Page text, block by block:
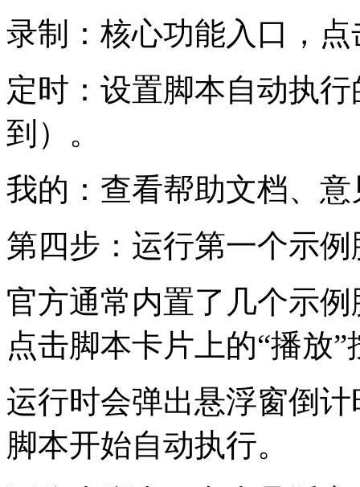
录制：核心功能入口，
定时：设置脚本自动执
到）。
我的：查看帮助文档、
第四步：运行第一个示例
官方通常内置了几个示
点击脚本卡片上的“播放
运行时会弹出悬浮窗倒
脚本开始自动执行。